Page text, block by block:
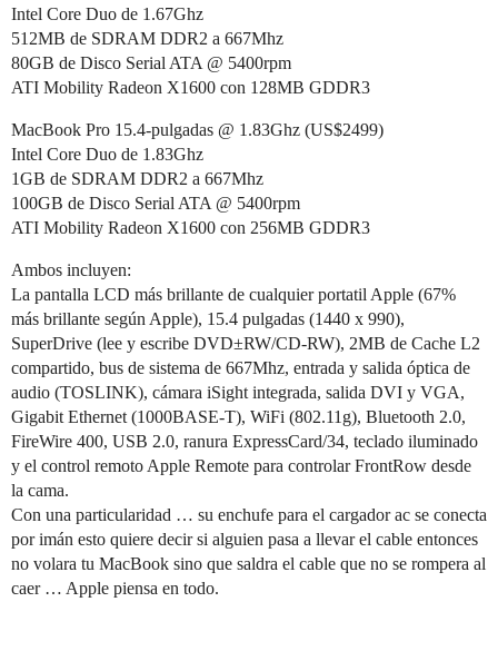
Intel Core Duo de 1.67Ghz
512MB de SDRAM DDR2 a 667Mhz
80GB de Disco Serial ATA @ 5400rpm
ATI Mobility Radeon X1600 con 128MB GDDR3
MacBook Pro 15.4-pulgadas @ 1.83Ghz (US$2499)
Intel Core Duo de 1.83Ghz
1GB de SDRAM DDR2 a 667Mhz
100GB de Disco Serial ATA @ 5400rpm
ATI Mobility Radeon X1600 con 256MB GDDR3
Ambos incluyen:
La pantalla LCD más brillante de cualquier portatil Apple (67%
más brillante según Apple), 15.4 pulgadas (1440 x 990),
SuperDrive (lee y escribe DVD±RW/CD-RW), 2MB de Cache L2
compartido, bus de sistema de 667Mhz, entrada y salida óptica de
audio (TOSLINK), cámara iSight integrada, salida DVI y VGA,
Gigabit Ethernet (1000BASE-T), WiFi (802.11g), Bluetooth 2.0,
FireWire 400, USB 2.0, ranura ExpressCard/34, teclado iluminado
y el control remoto Apple Remote para controlar FrontRow desde
la cama.
Con una particularidad … su enchufe para el cargador ac se conecta
por imán esto quiere decir si alguien pasa a llevar el cable entonces
no volara tu MacBook sino que saldra el cable que no se rompera al
caer … Apple piensa en todo.